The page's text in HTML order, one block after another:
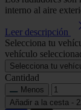
interno al aire
Leer descripción
Selecciona tu
vehículo
Selecciona tu
Cantidad
Menos
Añadir a la cesta -